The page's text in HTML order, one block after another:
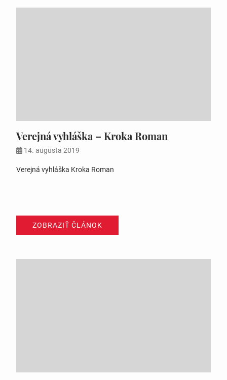
Verejná vyhláška – Kroka Roman
14. augusta 2019
Verejná vyhláška Kroka Roman
ZOBRAZIŤ ČLÁNOK